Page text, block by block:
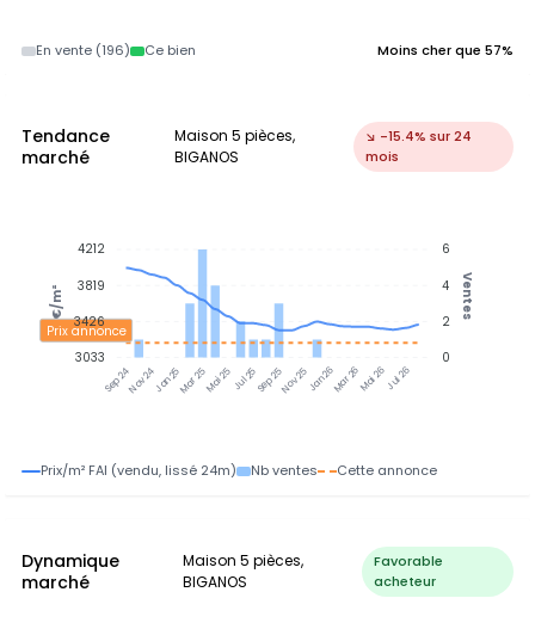
En vente (196) Ce bien Moins cher que 57%
Tendance
marché
Maison 5 pièces,
BIGANOS
↘ -15.4% sur 24
mois
Sep 24Nov 24Jan 25Mar 25Mai 25Jul 25Sep 25Nov 25Jan 26Mar 26Mai 26Jul 26
Prix annonce
6
4
2
0
Ventes
4212
3819
3426
3033
€/m²
Prix/m² FAI (vendu, lissé 24m) Nb ventes Cette annonce
Dynamique
marché
Maison 5 pièces,
BIGANOS
Favorable
acheteur